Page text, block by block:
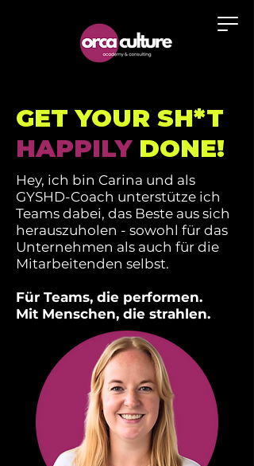
GET YOUR SH*T
HAPPILY DONE!
Hey, ich bin Carina und als
GYSHD-Coach unterstütze ich
Teams dabei, das Beste aus sich
herauszuholen - sowohl für das
Unternehmen als auch für die
Mitarbeitenden selbst.
Für Teams, die performen.
Mit Menschen, die strahlen.